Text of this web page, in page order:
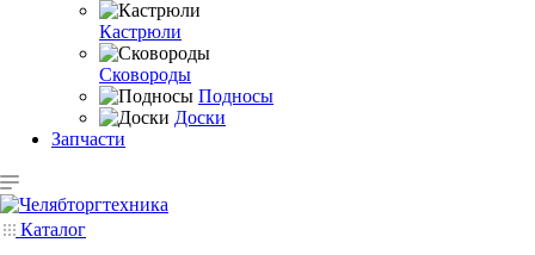
Кастрюли
Сковороды
Подносы
Доски
Запчасти
Каталог